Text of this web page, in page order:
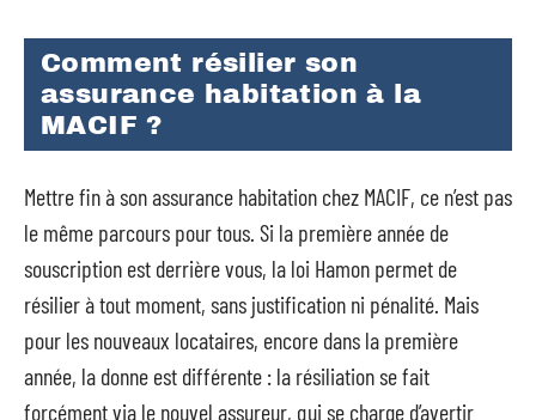
Comment résilier son
assurance habitation à la
MACIF ?
Mettre fin à son assurance habitation chez MACIF, ce n’est pas
le même parcours pour tous. Si la première année de
souscription est derrière vous, la loi Hamon permet de
résilier à tout moment, sans justification ni pénalité. Mais
pour les nouveaux locataires, encore dans la première
année, la donne est différente : la résiliation se fait
forcément via le nouvel assureur, qui se charge d’avertir